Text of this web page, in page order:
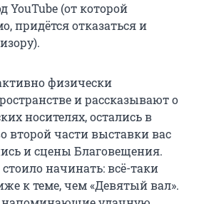
YouTube (от которой
придётся отказаться и
физически
и рассказывают о
носителях, остались в
второй части выставки вас
и сцены Благовещения.
начинать: всё-таки
к теме, чем «Девятый вал».